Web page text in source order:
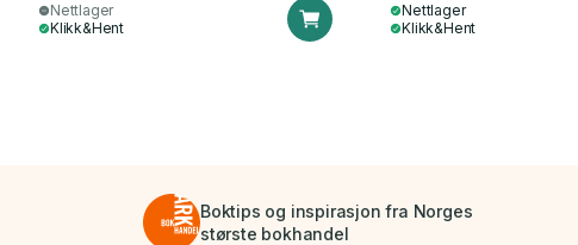
Nettlager
Klikk&Hent
Nettlager
Klikk&Hent
Boktips og inspirasjon fra Norges
største bokhandel